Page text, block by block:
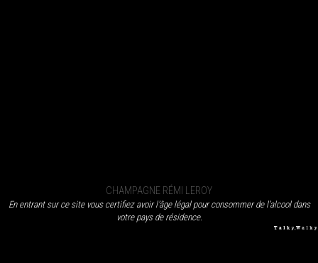
CHAMPAGNE RÉMI LEROY
En entrant sur ce site vous certifiez avoir l’âge légal pour consommer de l’alcool dans
votre pays de résidence.